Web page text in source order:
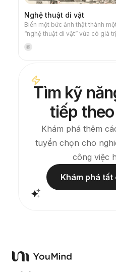
Nghệ thuật di vật
Biến một bức ảnh thật thành
“nghệ thuật di vật” vừa có giá
nghệ thuật: phần trên giữ
chưa chỉnh sửa, phần dưới
không phải tranh minh họa hay
thông thường, mà sử dụng các
mềm, khoảng trống và nét vẽ
kiến trúc, đô thị, mặt nước, con
người, đường chân trời và tương
đó chủ thể vẫn giữ được độ
trong ảnh thu nhỏ. Tổng thể
lặng, tiết chế và chất liệu như
Màu sắc được lấy từ ảnh gốc,
dương đậm, đen mực, xanh
gam ấm có độ bão hòa thấp,
chấm ấm nhỏ. Tiêu đề thường
chất thơ, như nhãn triển lãm, không lấn
để làm áp phích nghệ thuật tối
gốc, đồng thời tạo ra một “dấu
hệ thống ổn định ở phía dưới,
ảnh một cảm xúc riêng và một
积
Tìm kỹ
tiếp
Khám phá thêm
tuyển chọn cho
công việc
Khám phá tất